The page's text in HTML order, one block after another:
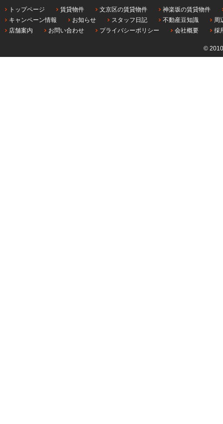
トップページ 賃貸物件 文京区の賃貸物件
神楽坂の賃貸物件
キャンペーン情報
お知らせ スタッフ日記 不動産豆知識
周
店舗案内
お問い合わせ プライバシーポリシー 会社概要 採
©